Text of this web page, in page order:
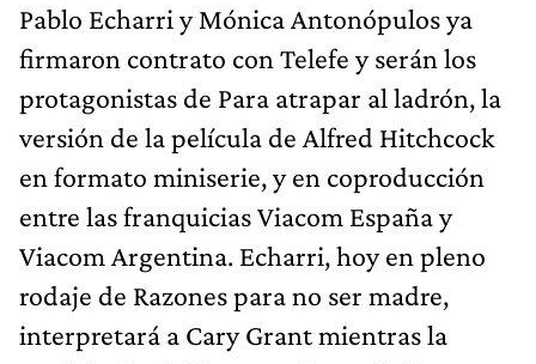
Pablo Echarri y Mónica Antonópulos ya
firmaron contrato con Telefe y serán los
protagonistas de Para atrapar al ladrón, la
versión de la película de Alfred Hitchcock
en formato miniserie, y en coproducción
entre las franquicias Viacom España y
Viacom Argentina. Echarri, hoy en pleno
rodaje de Razones para no ser madre,
interpretará a Cary Grant mientras la